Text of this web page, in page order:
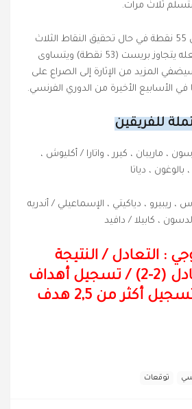
ثلاث مرات.
وسيرفع ليل رصيده إلى 55 نقطة في حال تحقيق النقاط الثلاث
يوم الأربعاء، مما سيجعله يتجاوز بريست (53 نقطة) ويتساوى
المزيد من الإثارة إلى الصراع على
في الأسابيع الأخيرة من الدوري الفرنسي.
للفريقين
، ماريبان ، كيرر ، واتارا / أكليوش ،
بالوغون ، دياتا
ريبيرو ، دياكيتي ، الإسماعيلي / أندريه
، كابيلا / دافيد
: التعادل /النتيجة
(
2
-2) / تسجيل أهداف
أكثر من 2,5 هدف
توقعات